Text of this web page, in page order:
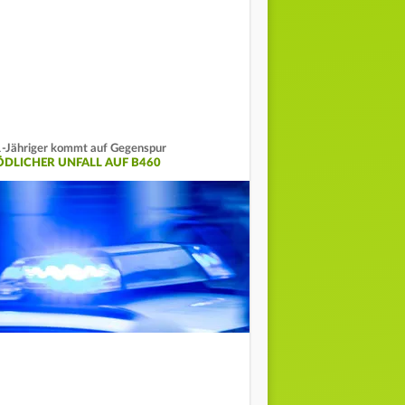
Jähriger kommt auf Gegenspur
UNFALL AUF B460